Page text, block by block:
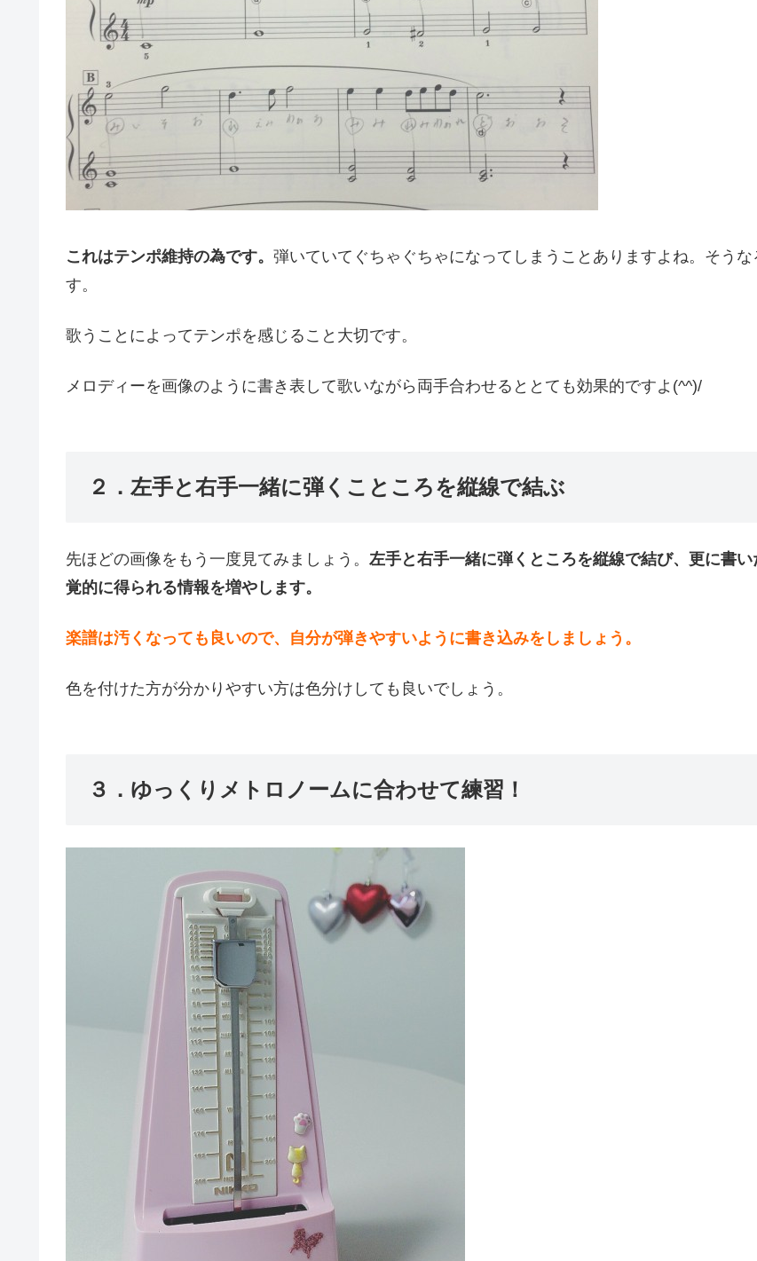
これはテンポ維持の為です。 弾いていてぐちゃぐちゃになってしまうことありますよね。そう
す。
歌うことによってテンポを感じること大切です。
メロディーを画像のように書き表して歌いながら両手合わせるととても効果的ですよ(^^)/
２．左手と右手一緒に弾くこところを縦線で結ぶ
先ほどの画像をもう一度見てみましょう。 左手と右手一緒に弾くところを縦線で結び、更に書い
覚的に得られる情報を増やします。
楽譜は汚くなっても良いので、自分が弾きやすいように書き込みをしましょう。
色を付けた方が分かりやすい方は色分けしても良いでしょう。
３．ゆっくりメトロノームに合わせて練習！